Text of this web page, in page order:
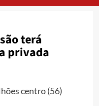
terá
privada